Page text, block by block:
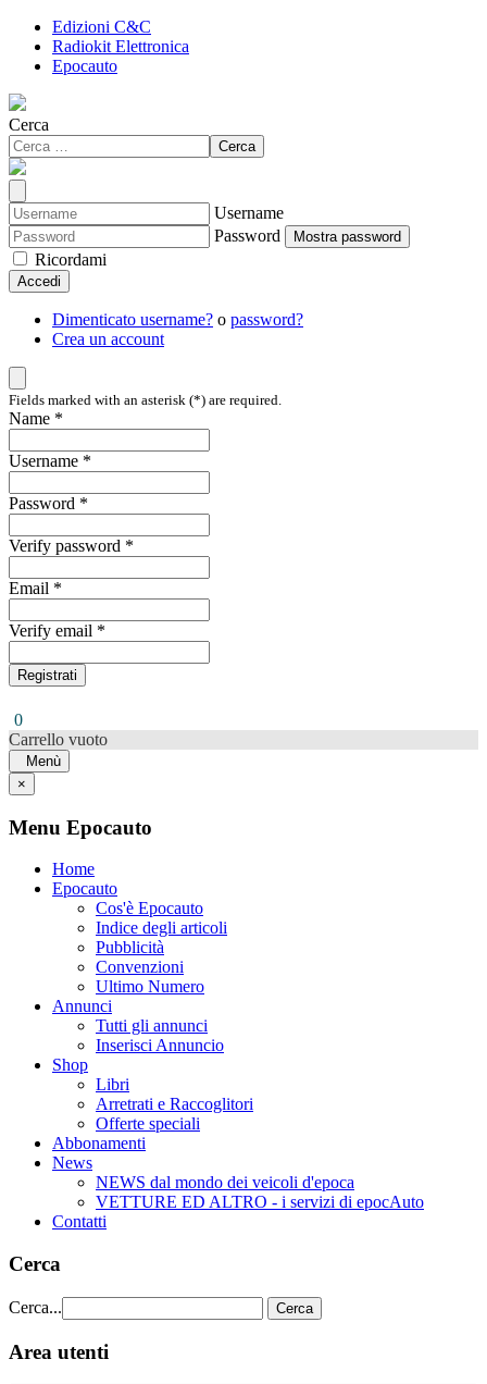
Edizioni C&C
Radiokit Elettronica
Epocauto
Cerca
Cerca
Username
Password
Mostra password
Ricordami
Accedi
Dimenticato username? o password?
Crea un account
Fields marked with an asterisk (*) are required.
Name *
Username *
Password *
Verify password *
Email *
Verify email *
Registrati
0
Carrello vuoto
Menù
×
Menu Epocauto
Home
Epocauto
Cos'è Epocauto
Indice degli articoli
Pubblicità
Convenzioni
Ultimo Numero
Annunci
Tutti gli annunci
Inserisci Annuncio
Shop
Libri
Arretrati e Raccoglitori
Offerte speciali
Abbonamenti
News
NEWS dal mondo dei veicoli d'epoca
VETTURE ED ALTRO - i servizi di epocAuto
Contatti
Cerca
Cerca... Cerca
Area utenti